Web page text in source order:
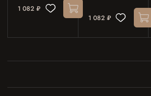
1 082 ₽
1 082 ₽